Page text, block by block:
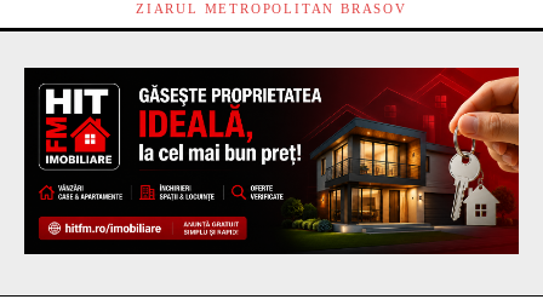
ZIARUL METROPOLITAN BRASOV